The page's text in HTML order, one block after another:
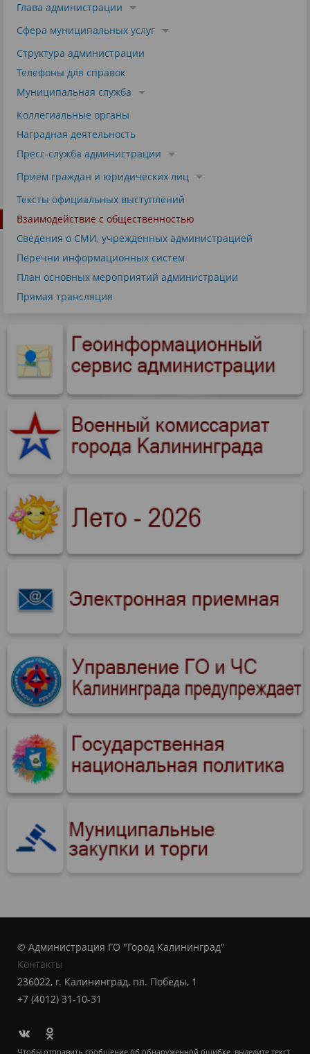
Глава администрации
Сфера муниципальных услуг
Структура администрации
Телефоны для справок
Муниципальная служба
Коллегиальные органы
Наградная деятельность
Пресс-служба администрации
Прием граждан и юридических лиц
Тексты официальных выступлений
Взаимодействие с общественностью
Сведения о СМИ, учрежденных администрацией
Перечни информационных систем
План основных мероприятий администрации
Прямая трансляция
© Администрация ГО "Город Калининград"
Контакты
236022, г. Калининград, пл. Победы, 1
+7 (4012) 31-10-31
Чтобы отправить сообщение об обнаруженной ошибке, выделите текст